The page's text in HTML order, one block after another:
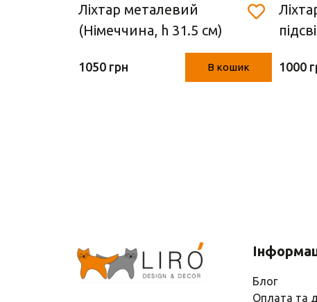
Ліхтар металевий
(Німеччина, h 31.5 см)
1050 грн В кошик 1000
Блог
Оплата та